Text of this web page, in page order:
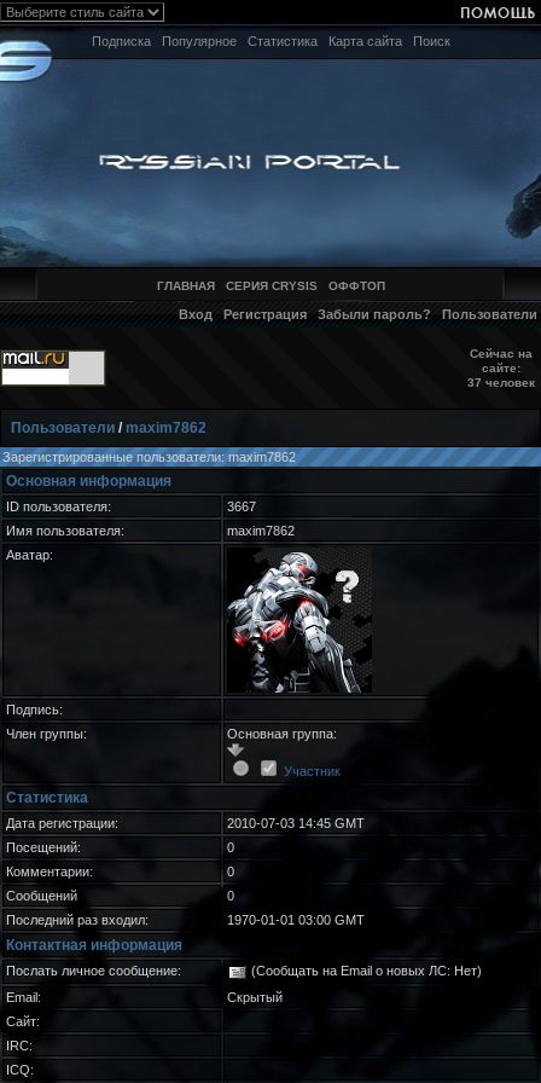
Подписка Популярное Статистика Карта сайта Поиск
ГЛАВНАЯ СЕРИЯ CRYSIS ОФФТОП
Вход Регистрация Забыли пароль? Пользователи
Сейчас на
сайте:
37 человек
Пользователи / maxim7862
Зарегистрированные пользователи: maxim7862
Основная информация
ID пользователя:
3667
Имя пользователя:
maxim7862
Аватар:
Подпись:
Член группы:
Основная группа:
Участник
Статистика
Дата регистрации:
2010-07-03 14:45 GMT
Посещений:
0
Комментарии:
0
Сообщений
0
Последний раз входил:
1970-01-01 03:00 GMT
Контактная информация
Послать личное сообщение:
(Сообщать на Email о новых ЛС: Нет)
Email:
Скрытый
Сайт:
IRC:
ICQ: